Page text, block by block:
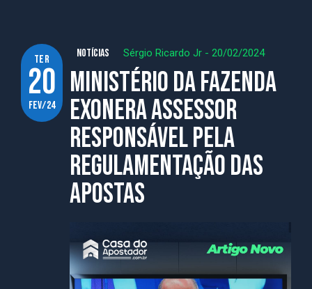
ter
20
fev/24
NOTÍCIAS Sérgio Ricardo Jr - 20/02/2024
Ministério da Fazenda
exonera assessor
responsável pela
regulamentação das
apostas